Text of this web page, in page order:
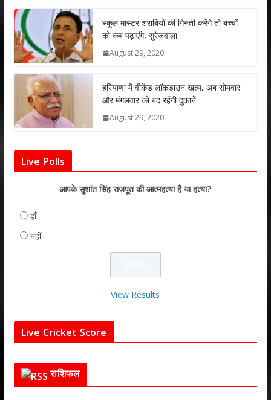
p k
स्कूल मास्टर शराबियों की गिनती करेंगे तो बच्चों
को कब पढ़ाएंगे, सुरेजवाला
August 29, 2020
हरियाणा में वीकेंड लॉकडाउन खत्म, अब सोमवार
और मंगलवार को बंद रहेंगी दुकानें
August 29, 2020
Live Polls
आपके सुशांत सिंह राजपूत की आत्महत्या है या हत्या?
हाँ
नहीं
View Results
Live Cricket Score
राशिफल